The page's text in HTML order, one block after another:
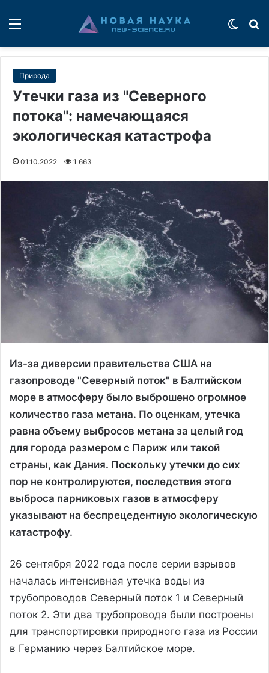
Природа
Утечки газа из "Северного
потока": намечающаяся
экологическая катастрофа
01.10.2022 1 663
Из-за диверсии правительства США на
газопроводе "Северный поток" в Балтийском
море в атмосферу было выброшено огромное
количество газа метана. По оценкам, утечка
равна объему выбросов метана за целый год
для города размером с Париж или такой
страны, как Дания. Поскольку утечки до сих
пор не контролируются, последствия этого
выброса парниковых газов в атмосферу
указывают на беспрецедентную экологическую
катастрофу.
26 сентября 2022 года после серии взрывов
началась интенсивная утечка воды из
трубопроводов Северный поток 1 и Северный
поток 2. Эти два трубопровода были построены
для транспортировки природного газа из России
в Германию через Балтийское море.